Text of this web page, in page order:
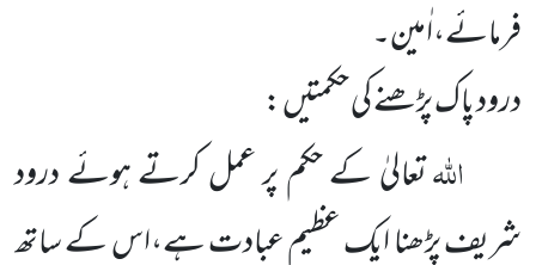
فرمائے،اٰمین۔
درود پاک پڑھنے کی حکمتیں :
اللہتعالیٰ کے حکم پر عمل کرتے ہوئے درود
شریف پڑھنا ایک عظیم عبادت ہے،اس کے ساتھ